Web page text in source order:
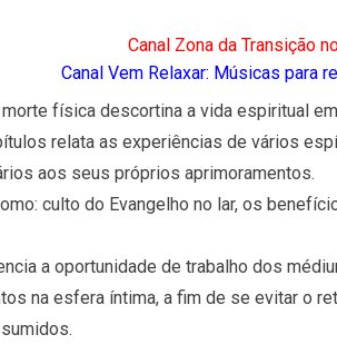
Canal Zona da Transição
Canal Vem Relaxar: Músicas para
física descortina a vida espiritual
relata as experiências de vários
aos seus próprios aprimoramentos.
culto do Evangelho no lar, os
a oportunidade de trabalho dos
na esfera íntima, a fim de se evitar o